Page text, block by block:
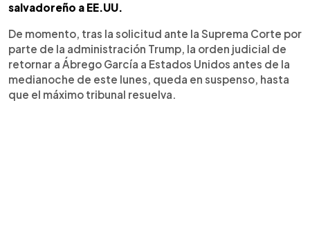
salvadoreño a EE.UU.
De momento, tras la solicitud ante la Suprema Corte por
parte de la administración Trump, la orden judicial de
retornar a Ábrego García a Estados Unidos antes de la
medianoche de este lunes, queda en suspenso, hasta
que el máximo tribunal resuelva.